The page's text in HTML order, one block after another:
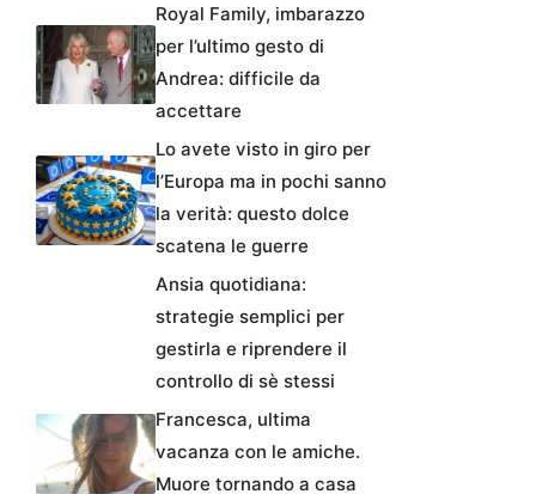
Royal Family, imbarazzo
per l’ultimo gesto di
Andrea: difficile da
accettare
Lo avete visto in giro per
l’Europa ma in pochi sanno
la verità: questo dolce
scatena le guerre
Ansia quotidiana:
strategie semplici per
gestirla e riprendere il
controllo di sè stessi
Francesca, ultima
vacanza con le amiche.
Muore tornando a casa